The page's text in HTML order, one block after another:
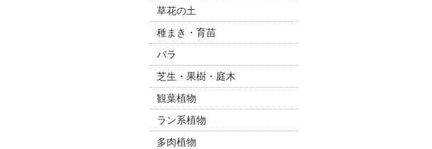
草花の土
種まき・育苗
バラ
芝生・果樹・庭木
観葉植物
ラン系植物
多肉植物